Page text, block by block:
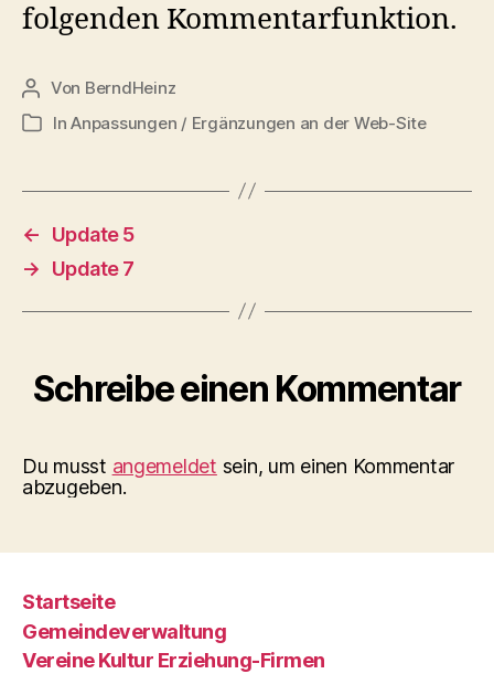
folgenden Kommentarfunktion.
Beitragsautor
Von BerndHeinz
Kategorien
InAnpassungen / Ergänzungen an der Web-Site
←
Update 5
→
Update 7
Schreibe einen Kommentar
Du musst angemeldet sein, um einen Kommentar
abzugeben.
Startseite
Gemeindeverwaltung
Vereine Kultur Erziehung-Firmen